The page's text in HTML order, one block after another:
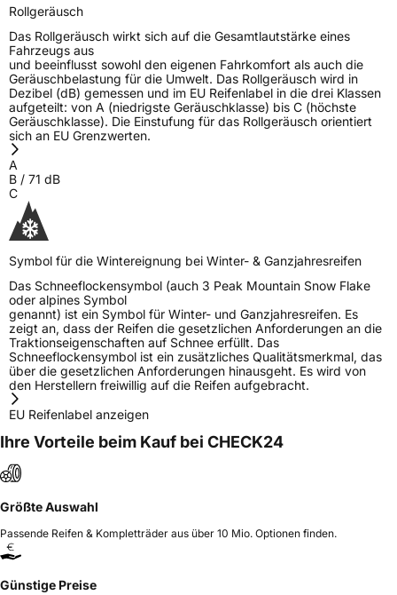
Rollgeräusch
Das Rollgeräusch wirkt sich auf die Gesamtlautstärke eines
Fahrzeugs aus
und beeinflusst sowohl den eigenen Fahrkomfort als auch die
Geräuschbelastung für die Umwelt. Das Rollgeräusch wird in
Dezibel (dB) gemessen und im EU Reifenlabel in die drei Klassen
aufgeteilt: von A (niedrigste Geräuschklasse) bis C (höchste
Geräuschklasse). Die Einstufung für das Rollgeräusch orientiert
sich an EU Grenzwerten.
A
B / 71 dB
C
Symbol für die Wintereignung bei Winter- & Ganzjahresreifen
Das Schneeflockensymbol (auch 3 Peak Mountain Snow Flake
oder alpines Symbol
genannt) ist ein Symbol für Winter- und Ganzjahresreifen. Es
zeigt an, dass der Reifen die gesetzlichen Anforderungen an die
Traktionseigenschaften auf Schnee erfüllt. Das
Schneeflockensymbol ist ein zusätzliches Qualitätsmerkmal, das
über die gesetzlichen Anforderungen hinausgeht. Es wird von
den Herstellern freiwillig auf die Reifen aufgebracht.
EU Reifenlabel anzeigen
Ihre Vorteile beim Kauf bei CHECK24
Größte Auswahl
Passende Reifen & Kompletträder aus über 10 Mio. Optionen finden.
Günstige Preise